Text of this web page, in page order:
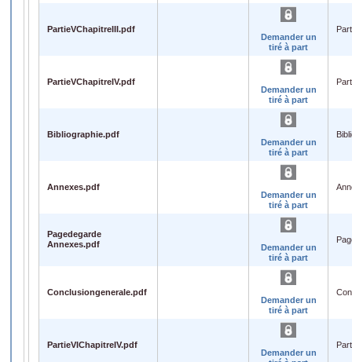
PartieVChapitreIII.pdf
Demander un
tiré à part
PartieVChapitreIV.pdf
Demander un
tiré à part
Bibliographie.pdf
Demander un
tiré à part
Annexes.pdf
Demander un
tiré à part
Pagedegarde
Annexes.pdf
Demander un
tiré à part
Conclusiongenerale.pdf
Demander un
tiré à part
PartieVIChapitreIV.pdf
Demander un